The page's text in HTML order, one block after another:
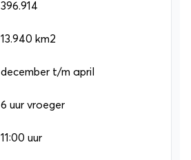
396.914
13.940 km2
december t/m april
6 uur vroeger
11:00 uur